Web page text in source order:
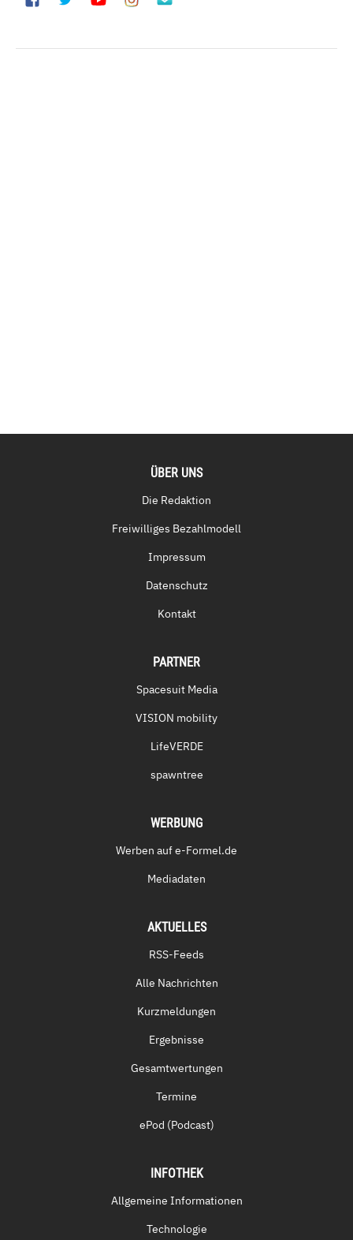
ÜBER UNS
Die Redaktion
Freiwilliges Bezahlmodell
Impressum
Datenschutz
Kontakt
PARTNER
Spacesuit Media
VISION mobility
LifeVERDE
spawntree
WERBUNG
Werben auf e-Formel.de
Mediadaten
AKTUELLES
RSS-Feeds
Alle Nachrichten
Kurzmeldungen
Ergebnisse
Gesamtwertungen
Termine
ePod (Podcast)
INFOTHEK
Allgemeine Informationen
Technologie